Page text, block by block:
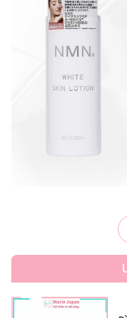
NMN
- Xuất xứ:Nhật Bản
- Quy cách:Chai